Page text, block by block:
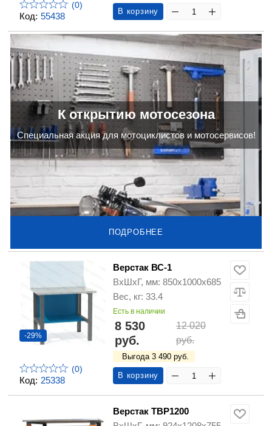
Код: 55438
(0)
В корзину
К открытию мотосезона
Cпециальная акция для мотоциклистов и мотосервисов!
ПОДРОБНЕЕ
Код: 25338
-29%
(0)
Верстак ВС-1
ВхШхГ, мм: 850х1000х685
Вес, кг: 33.4
Есть в наличии
8 530
руб.
12 020
руб.
Выгода 3 490 руб.
В корзину
Верстак ТВР1200